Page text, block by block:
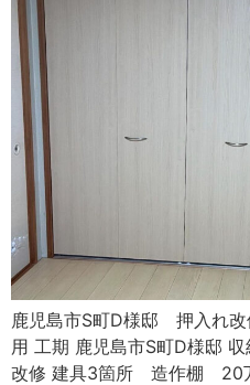
鹿児島市S町D様邸 押入れ
用 工期 鹿児島市S町D様邸
改修 建具3箇所 造作棚 20